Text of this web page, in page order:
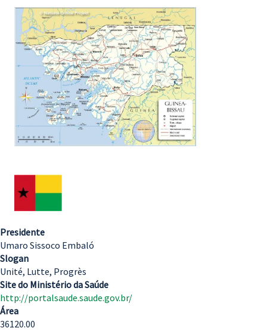
Imagem
Presidente
Umaro Sissoco Embaló
Slogan
Unité, Lutte, Progrès
Site do Ministério da Saúde
http://portalsaude.saude.gov.br/
Área
36120.00